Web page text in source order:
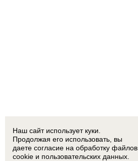
Наш сайт использует куки.
Продолжая его использовать, вы
даете согласие на обработку файлов
cookie и пользовательских данных.